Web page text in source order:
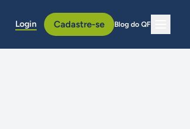
Login Cadastre-se Blog do QF